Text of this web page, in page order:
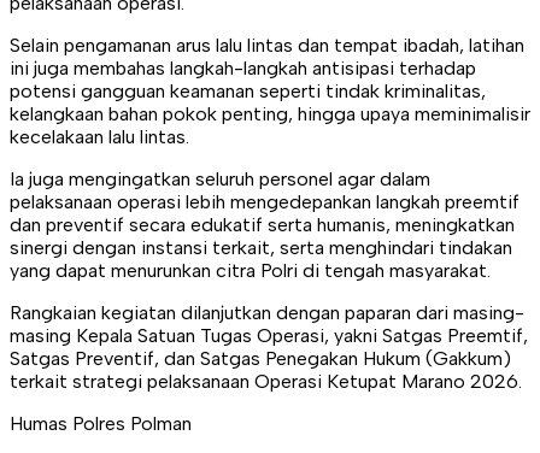
Selain pengamanan arus lalu lintas dan tempat ibadah, latihan
ini juga membahas langkah-langkah antisipasi terhadap
potensi gangguan keamanan seperti tindak kriminalitas,
kelangkaan bahan pokok penting, hingga upaya meminimalisir
kecelakaan lalu lintas.
Ia juga mengingatkan seluruh personel agar dalam
pelaksanaan operasi lebih mengedepankan langkah preemtif
dan preventif secara edukatif serta humanis, meningkatkan
sinergi dengan instansi terkait, serta menghindari tindakan
yang dapat menurunkan citra Polri di tengah masyarakat.
Rangkaian kegiatan dilanjutkan dengan paparan dari masing-
masing Kepala Satuan Tugas Operasi, yakni Satgas Preemtif,
Satgas Preventif, dan Satgas Penegakan Hukum (Gakkum)
terkait strategi pelaksanaan Operasi Ketupat Marano 2026.
Humas Polres Polman